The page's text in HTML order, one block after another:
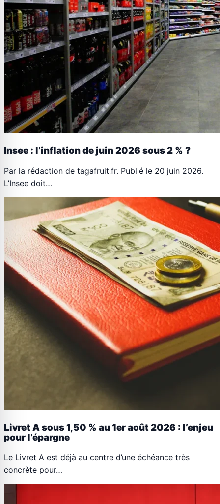
Insee : l’inflation de juin 2026 sous 2 % ?
Par la rédaction de tagafruit.fr. Publié le 20 juin 2026.
L’Insee doit…
Livret A sous 1,50 % au 1er août 2026 : l’enjeu
pour l’épargne
Le Livret A est déjà au centre d’une échéance très
concrète pour…